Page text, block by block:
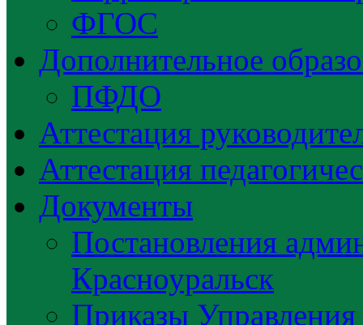
ФГОС
Дополнительное
ПФДО
Аттестация
Аттестация
Документы
Постановления
Красноуральск
Приказы Управления